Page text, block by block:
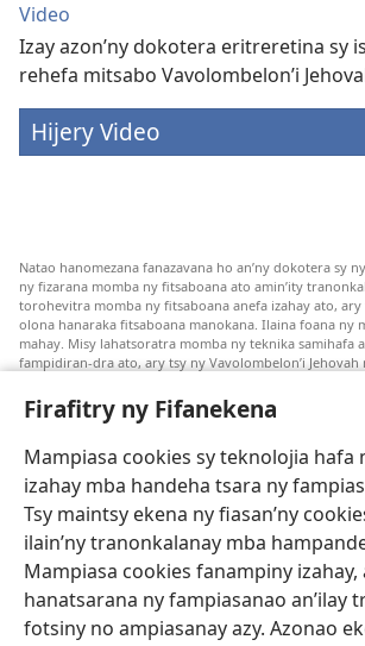
Firafitry ny Fifanekena
Mampiasa cookies sy teknolojia hafa
izahay mba handeha tsara ny
Tsy maintsy ekena ny fiasan’ny
ilain’ny tranonkalanay mba
Mampiasa cookies fanampiny izahay,
hanatsarana ny fampiasanao an’ilay
fotsiny no ampiasanay azy. Azonao
Video
Izay azon’ny dokotera eritreretina sy
rehefa mitsabo Vavolombelon’i
Hijery Video
Natao hanomezana fanazavana ho an’ny dokotera sy
ny fizarana momba ny fitsaboana ato amin’ity
torohevitra momba ny fitsaboana anefa izahay ato,
olona hanaraka fitsaboana manokana. Ilaina foana ny
mahay. Misy lahatsoratra momba ny teknika samihafa
fampidiran-dra ato, ary tsy ny Vavolombelon’i Jehovah
fanazavana nivoaka farany. Andraikiny ny miara-
inona avy ny fitsaboana azo atao. Adidiny koa ny
Mety tsy hety na tsy heken’ny marary sasany ny fomba
voaresaka ato.
Ho an’ny marary: Miresaha foana amin’ny
matihanina hafa, raha marary ianao ka mila
momba ny fitsaboana iray. Manatòna dokotera raha
metimety ianao.
Ito fifanekena ito no mifehy an’izay mampiasa an’ity